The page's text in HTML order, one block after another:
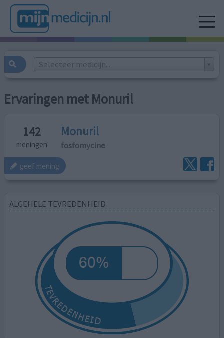
Selecteer medicijn...
Ervaringen met Monuril
142
meningen
Monuril
fosfomycine
geef mening
ALGEHELE TEVREDENHEID